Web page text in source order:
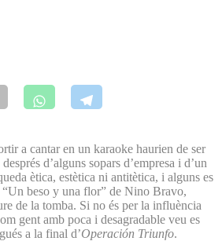
a cantar en un karaoke haurien de ser
d’alguns sopars d’empresa i d’un
ètica, estètica ni antitètica, i alguns es
“Un beso y una flor” de Nino Bravo,
de la tomba. Si no és per la influència
gent amb poca i desagradable veu es
a la final d’Operación Triunfo.